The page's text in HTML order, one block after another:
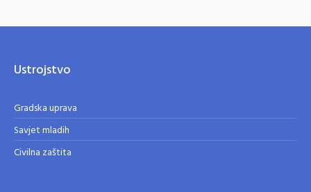
Ustrojstvo
Gradska uprava
Savjet mladih
Civilna zaštita